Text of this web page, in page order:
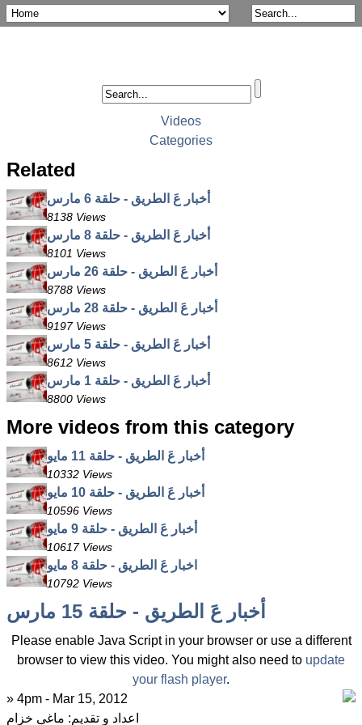
Videos
Categories
Related
أخبار عَ الطريق - حلقة 6 مارس
8138 Views
أخبار عَ الطريق - حلقة 8 مارس
8101 Views
أخبار عَ الطريق - حلقة 26 مارس
8788 Views
أخبار عَ الطريق - حلقة 28 مارس
9197 Views
أخبار عَ الطريق - حلقة 5 مارس
8612 Views
أخبار عَ الطريق - حلقة 1 مارس
8800 Views
More videos from this category
أخبار عَ الطريق - حلقة 11 مايو
10332 Views
أخبار عَ الطريق - حلقة 10 مايو
10596 Views
أخبار عَ الطريق - حلقة 9 مايو
10617 Views
اخبار عَ الطريق - حلقة 8 مايو
10792 Views
أخبار عَ الطريق - حلقة 15 مارس
Please enable Java Script in your browser or use a different
browser to view this video. You might also need to update
your flash player.
» 4pm - Mar 15, 2012
اعداد و تقديم: ماغى خزام